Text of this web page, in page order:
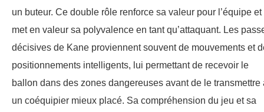
un buteur. Ce double rôle renforce sa valeur pour l’équipe et
met en valeur sa polyvalence en tant qu’attaquant. Les
décisives de Kane proviennent souvent de mouvements et
positionnements intelligents, lui permettant de recevoir le
ballon dans des zones dangereuses avant de le transmettre
un coéquipier mieux placé. Sa compréhension du jeu et sa